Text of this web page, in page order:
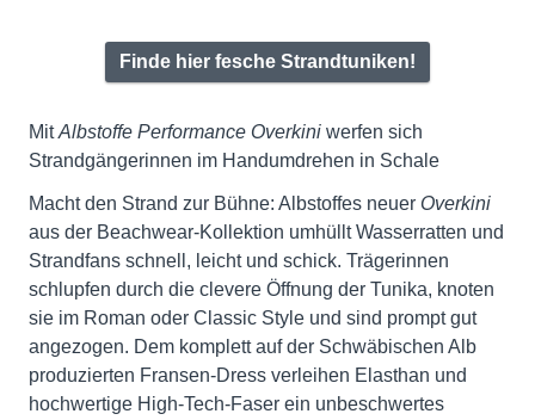
Finde hier fesche Strandtuniken!
MitAlbstoffe Performance Overkini werfen sich
Strandgängerinnen im Handumdrehen in Schale
Macht den Strand zur Bühne: Albstoffes neuer Overkini
aus der Beachwear-Kollektion umhüllt Wasserratten und
Strandfans schnell, leicht und schick. Trägerinnen
schlupfen durch die clevere Öffnung der Tunika, knoten
sie im Roman oder Classic Style und sind prompt gut
angezogen. Dem komplett auf der Schwäbischen Alb
produzierten Fransen-Dress verleihen Elasthan und
hochwertige High-Tech-Faser ein unbeschwertes